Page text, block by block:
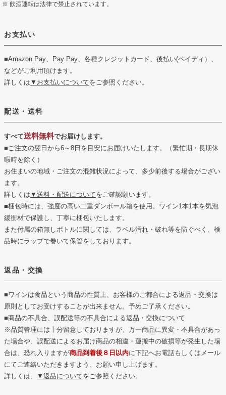
飲酒運転は法律で禁止されています。
お支払い
■Amazon Pay、Pay Pay、各種クレジットカード、後払い(ペイディ）、
などがご利用頂けます。
詳しくは ▼お支払いについてをご参照ください。
配送・送料
すべて送料無料でお届けします。
■ご注文の翌日から6～8日を目安にお届けいたします。（繁忙期・長期休
暇時を除く）
お住まいの地域・ご注文の混雑状況によって、多少前後する場合がござい
ます。
詳しくは ▼送料・配送についてをご確認願います。
■梱包時には、強度の高い二重ダンボール箱を使用。ワイン1本1本を気泡
緩衝材で保護し、丁寧に梱包いたします。
また付属の箱無しボトルに関しては、ラベル汚れ・破れ等を防ぐべく、検
品時にラップで巻いて保管をしております。
返品・交換
■ワインは食品という商品の性質上、お客様のご都合による返品・交換は
原則としてお受けすることが出来ません。予めご了承ください。
■商品の不具合、誤配送等の不具合による返品・交換について
※品質管理には十分留意しておりますが、万一商品に異変・不具合があっ
た場合や、誤配送によるお届け商品の相違・運搬中の破損等が発生した場
合は、恐れ入りますが商品到着後８日以内に下記へお電話もしくはメール
にてご連絡いただきますよう、お願い申し上げます。
詳しくは、
▼返品についてをご参照ください。